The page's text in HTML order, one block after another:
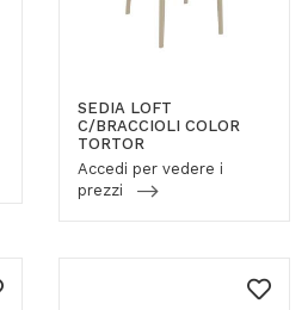
SEDIA LOFT
C/BRACCIOLI COLOR
TORTOR
Accedi per vedere i
prezzi